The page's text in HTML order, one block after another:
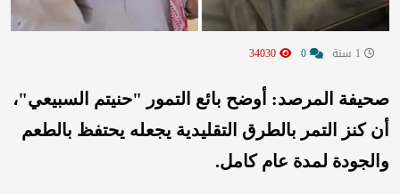
صحيفة المرصد: أوضح بائع التمور "حنيتم السبيعي"،
أن كنز التمر بالطرق التقليدية يجعله يحتفظ بالطعم
والجودة لمدة عام كامل.